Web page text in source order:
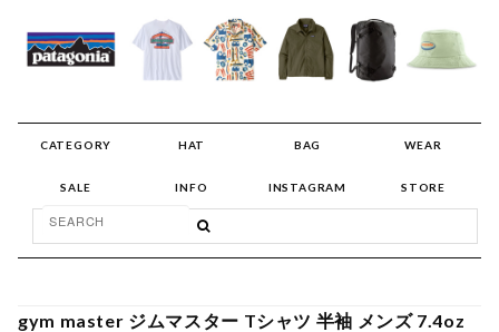
CATEGORY HAT BAG WEAR
SALE INFO INSTAGRAM STORE
gym master ジムマスター Tシャツ 半袖 メンズ 7.4oz